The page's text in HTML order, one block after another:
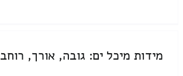
מידות מיכל ים: גובה, אורך, רוחב